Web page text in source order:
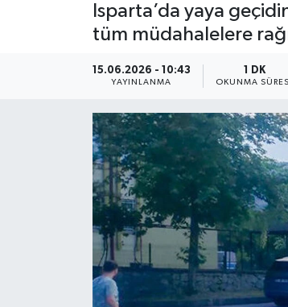
Isparta’da yaya
tüm müdahalelere
15.06.2026 - 10:43
YAYINLANMA
1 DK
OKUNMA
BİLİM VE TEKNOLOJİ
EĞİTİM
HABERDE İNSAN
KÜLTÜR SANAT
Tüm Manşetler
Son Dakika Haberleri